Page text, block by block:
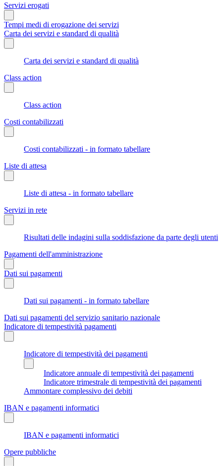
Servizi erogati
Tempi medi di erogazione dei servizi
Carta dei servizi e standard di qualità
Carta dei servizi e standard di qualità
Class action
Class action
Costi contabilizzati
Costi contabilizzati - in formato tabellare
Liste di attesa
Liste di attesa - in formato tabellare
Servizi in rete
Risultati delle indagini sulla soddisfazione da parte degli utenti
Pagamenti dell'amministrazione
Dati sui pagamenti
Dati sui pagamenti - in formato tabellare
Dati sui pagamenti del servizio sanitario nazionale
Indicatore di tempestività pagamenti
Indicatore di tempestività dei pagamenti
Indicatore annuale di tempestività dei pagamenti
Indicatore trimestrale di tempestività dei pagamenti
Ammontare complessivo dei debiti
IBAN e pagamenti informatici
IBAN e pagamenti informatici
Opere pubbliche